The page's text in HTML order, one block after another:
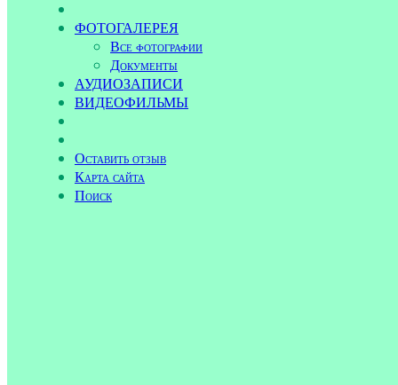
ФОТОГАЛЕРЕЯ
Все фотографии
Документы
АУДИОЗАПИСИ
ВИДЕОФИЛЬМЫ
Оставить отзыв
Карта сайта
Поиск